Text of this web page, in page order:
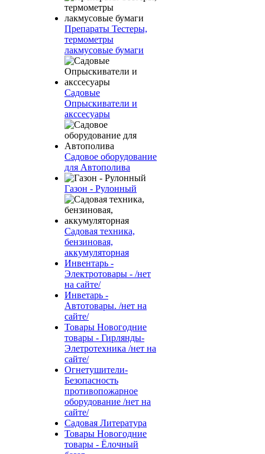
Препараты Тестеры,
термометры
лакмусовые бумаги
Садовые
Опрыскиватели и
акссесуары
Садовое оборудование
для Автополива
Газон - Рулонный
Садовая техника,
бензиновая,
аккумуляторная
Инвентарь -
Электротовары - /нет
на сайте/
Инветарь -
Автотовары. /нет на
сайте/
Товары Новогодние
товары - Гирлянды-
Элетротехника /нет на
сайте/
Огнетушители-
Безопасность
противопожарное
оборудование /нет на
сайте/
Садовая Литература
Товары Новогодние
товары - Ёлочный